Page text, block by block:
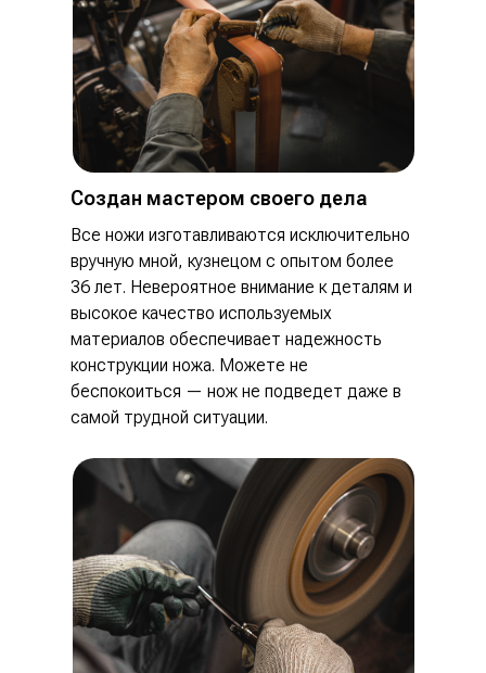
Все ножи изготавливаются исключительно
вручную мной, кузнецом с опытом более
36 лет. Невероятное внимание к деталям и
высокое качество используемых
материалов обеспечивает надежность
конструкции ножа. Можете не
беспокоиться — нож не подведет даже в
самой трудной ситуации.
Создан мастером своего дела